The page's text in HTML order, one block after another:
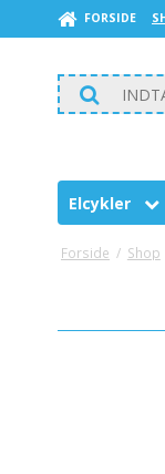
FORSIDE
Elcykler
E-Fly
EL
Forside / Shop